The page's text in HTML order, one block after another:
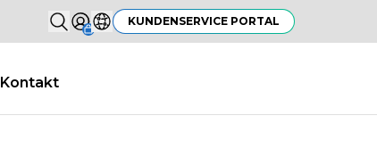
Suchen...
Sign in
Land auswählen
KUNDENSERVICE PORTAL
Kontakt